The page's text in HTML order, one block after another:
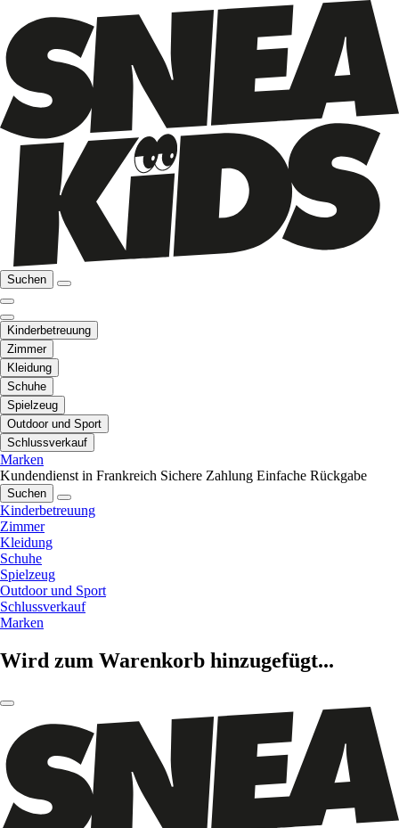
Suchen
Kinderbetreuung
Zimmer
Kleidung
Schuhe
Spielzeug
Outdoor und Sport
Schlussverkauf
Marken
Kundendienst in Frankreich Sichere Zahlung Einfache Rückgabe
Suchen
Kinderbetreuung
Zimmer
Kleidung
Schuhe
Spielzeug
Outdoor und Sport
Schlussverkauf
Marken
Wird zum Warenkorb hinzugefügt...